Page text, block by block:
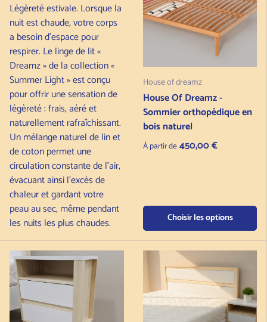
Légèreté estivale. Lorsque la
nuit est chaude, votre corps
a besoin d’espace pour
respirer. Le linge de lit «
Dreamz » de la collection «
Summer Light » est conçu
pour offrir une sensation de
légèreté : frais, aéré et
naturellement rafraîchissant.
Un mélange naturel de lin et
de coton permet une
circulation constante de l’air,
évacuant ainsi l’excès de
chaleur et gardant votre
peau au sec, même pendant
les nuits les plus chaudes.
House of dreamz
House Of Dreamz -
Sommier orthopédique en
bois naturel
Prix normal
À partir de450,00 €
Choisir les options